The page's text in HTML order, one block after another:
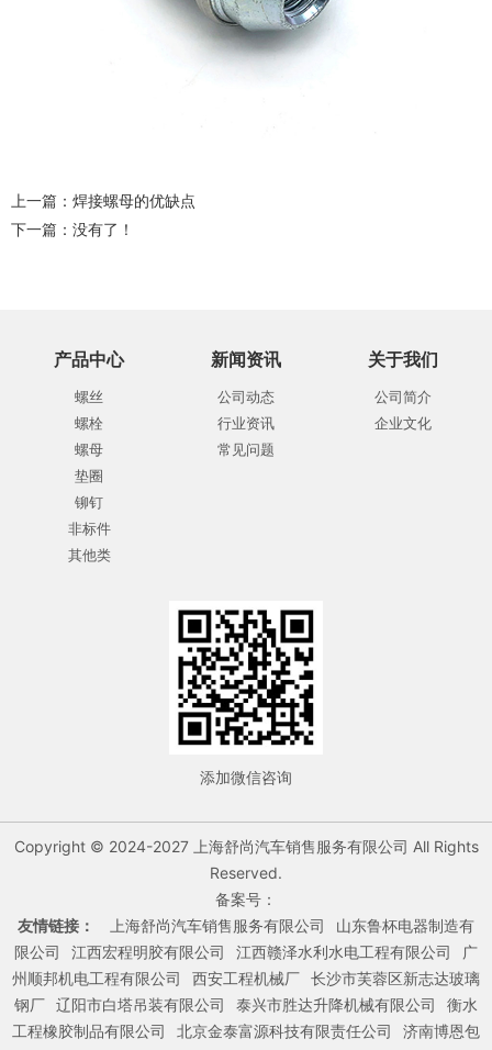
上一篇： 焊接螺母的优缺点
下一篇：没有了！
产品中心
螺丝
螺栓
螺母
垫圈
铆钉
非标件
其他类
新闻资讯
公司动态
行业资讯
常见问题
关于我们
公司简介
企业文化
添加微信咨询
Copyright © 2024-2027 上海舒尚汽车销售服务有限公司 All Rights
Reserved.
备案号：
友情链接：
上海舒尚汽车销售服务有限公司
山东鲁杯电器制造有
限公司
江西宏程明胶有限公司 江西赣泽水利水电工程有限公司
广
州顺邦机电工程有限公司
西安工程机械厂 长沙市芙蓉区新志达玻璃
钢厂 辽阳市白塔吊装有限公司 泰兴市胜达升降机械有限公司
衡水
工程橡胶制品有限公司
北京金泰富源科技有限责任公司
济南博恩包